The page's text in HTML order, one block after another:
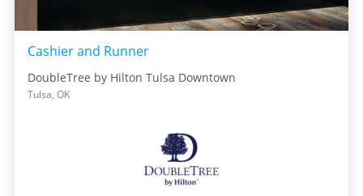
Cashier and Runner
DoubleTree by Hilton Tulsa Downtown
Tulsa, OK